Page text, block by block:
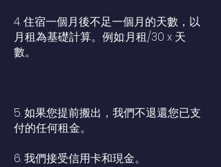
4. 住宿一個月後不足一個月的天數，以
月租為基礎計算。例如:月租/30 x 天
數。
5. 如果您提前搬出，我們不退還您已支
付的任何租金。
6. 我們接受信用卡和現金。